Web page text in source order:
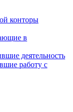
конторы
в
деятельность
работу с